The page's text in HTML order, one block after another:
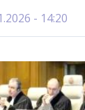
- 14:20